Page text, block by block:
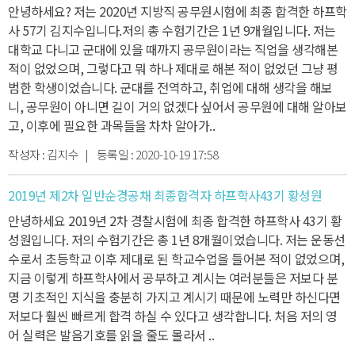
안녕하세요? 저는 2020년 지방직 공무원시험에 최종 합격한 하프학
사 57기 김지수입니다.저의 총 수험기간은 1년 9개월입니다. 저는
대학교 다니고 군대에 있을 때까지 공무원이라는 직업을 생각해본
적이 없었으며, 그렇다고 뭐 하나 제대로 해본 적이 없었던 그냥 평
범한 학생이었습니다. 군대를 전역하고, 취업에 대해 생각을 해보
니, 공무원이 아니면 길이 거의 없겠다 싶어서 공무원에 대해 알아보
고, 이후에 필요한 과목들을 차차 알아가..
작성자 :김지수 | 등록일 :2020-10-19 17:58
2019년 제2차 일반순경공채 최종합격자 하프학사43기 황성원
안녕하세요 2019년 2차 경찰시험에 최종 합격한 하프학사 43기 황
성원입니다. 저의 수험기간은 총 1년 8개월이었습니다. 저는 운동선
수로서 초등학교 이후 제대로 된 학교수업을 들어본 적이 없었으며,
지금 이렇게 하프학사에서 공부하고 계시는 여러분들은 저보다 분
명 기초적인 지식을 충분히 가지고 계시기 때문에 노력만 하신다면
저보다 훨씬 빠르게 합격 하실 수 있다고 생각합니다. 처음 저의 영
어 실력은 발음기호를 읽을 줄도 몰라서 ..